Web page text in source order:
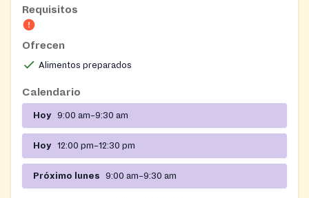
Requisitos
Ofrecen
Alimentos preparados
Calendario
Hoy 9:00 am–9:30 am
Hoy 12:00 pm–12:30 pm
Próximo lunes 9:00 am–9:30 am